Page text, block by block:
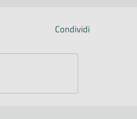
Condividi